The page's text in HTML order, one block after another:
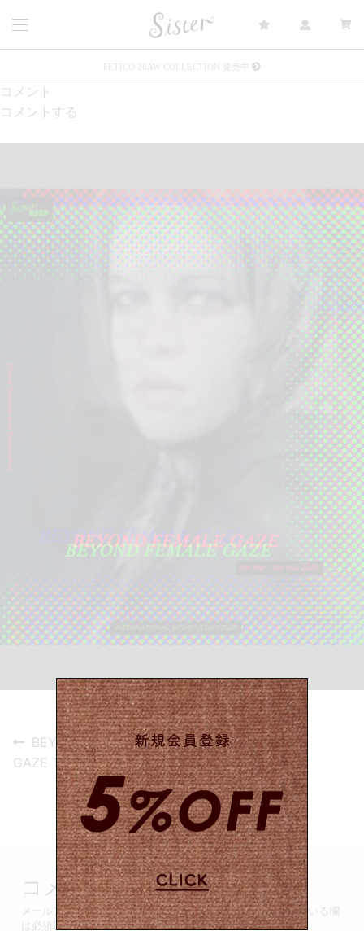
FETICO 26AW COLLECTION 発売中
発売中 : Sister × 前原光榮商店
新規会員登録で5%OFFクーポン配布
コメント
コメントする
投
稿
ー
シ
Previous
post:
BEYOND FEMALE
GAZE T-shirt / WHITE
コメントを残す
メールアドレスが公開されることはありません。 *が付いている欄
は必須項目です